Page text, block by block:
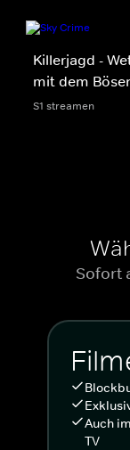
Killerjagd -
mit dem
S1 streamen
Sofort
Auch
TV